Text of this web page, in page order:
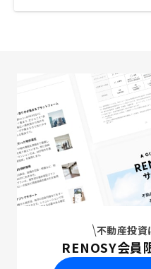
不動産投資
RENOSY会員